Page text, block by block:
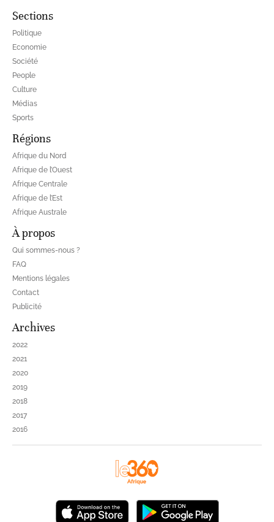
Sections
Politique
Economie
Société
People
Culture
Médias
Sports
Régions
Afrique du Nord
Afrique de l’Ouest
Afrique Centrale
Afrique de l’Est
Afrique Australe
À propos
Qui sommes-nous ?
FAQ
Mentions légales
Contact
Publicité
Archives
2022
2021
2020
2019
2018
2017
2016